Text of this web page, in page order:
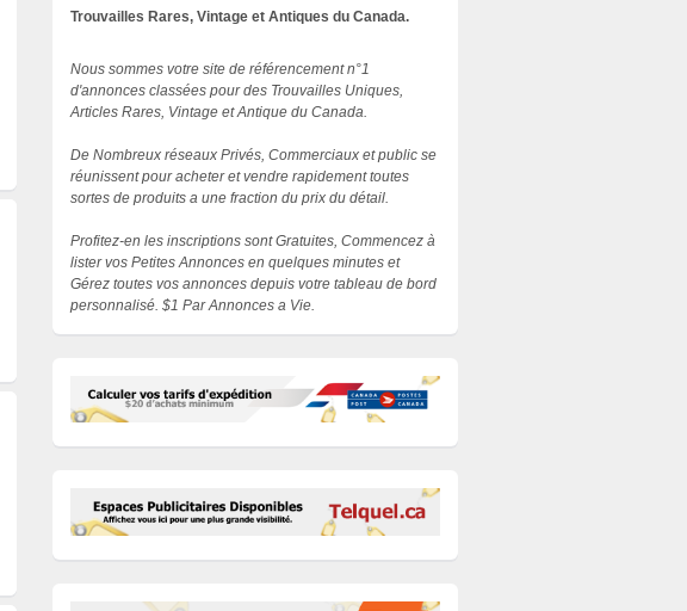
Trouvailles Rares, Vintage et Antiques du Canada.
Nous sommes votre site de référencement n°1
d'annonces classées pour des Trouvailles Uniques,
Articles Rares, Vintage et Antique du Canada.
De Nombreux réseaux Privés, Commerciaux et public se
réunissent pour acheter et vendre rapidement toutes
sortes de produits a une fraction du prix du détail.
Profitez-en les inscriptions sont Gratuites, Commencez à
lister vos Petites Annonces en quelques minutes et
Gérez toutes vos annonces depuis votre tableau de bord
personnalisé. $1 Par Annonces a Vie.